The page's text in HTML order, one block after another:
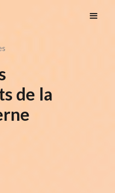
de la